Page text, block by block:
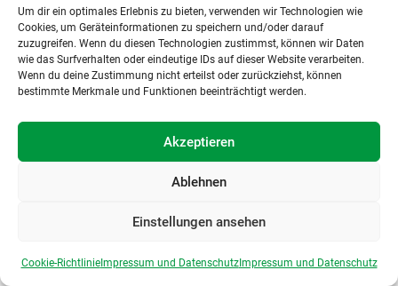
Um dir ein optimales Erlebnis zu bieten, verwenden wir Technologien wie
Cookies, um Geräteinformationen zu speichern und/oder darauf
zuzugreifen. Wenn du diesen Technologien zustimmst, können wir Daten
wie das Surfverhalten oder eindeutige IDs auf dieser Website verarbeiten.
Wenn du deine Zustimmung nicht erteilst oder zurückziehst, können
bestimmte Merkmale und Funktionen beeinträchtigt werden.
Akzeptieren
Ablehnen
Einstellungen ansehen
Cookie-RichtlinieImpressum und DatenschutzImpressum und Datenschutz